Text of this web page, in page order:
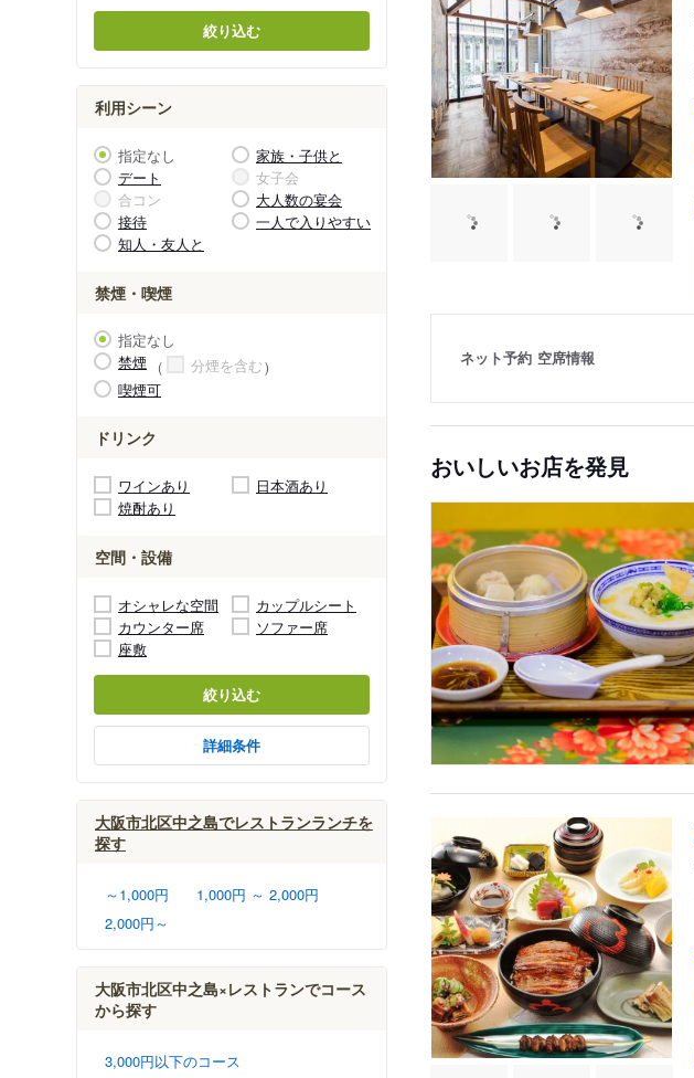
絞り込む
利用シーン
指定なし
家族・子供と
デート
女子会
合コン
大人数の宴会
接待
一人で入りやすい
知人・友人と
禁煙・喫煙
指定なし
禁煙
分煙を含む
喫煙可
ドリンク
ワインあり
日本酒あり
焼酎あり
空間・設備
オシャレな空間
カップルシート
カウンター席
ソファー席
座敷
絞り込む
詳細条件
大阪市北区中之島でレストランランチを
探す
～1,000円
1,000円 ～ 2,000円
2,000円～
大阪市北区中之島×レストランでコース
から探す
3,000円以下のコース
ネット予約 空席情報
おいしいお店を発見